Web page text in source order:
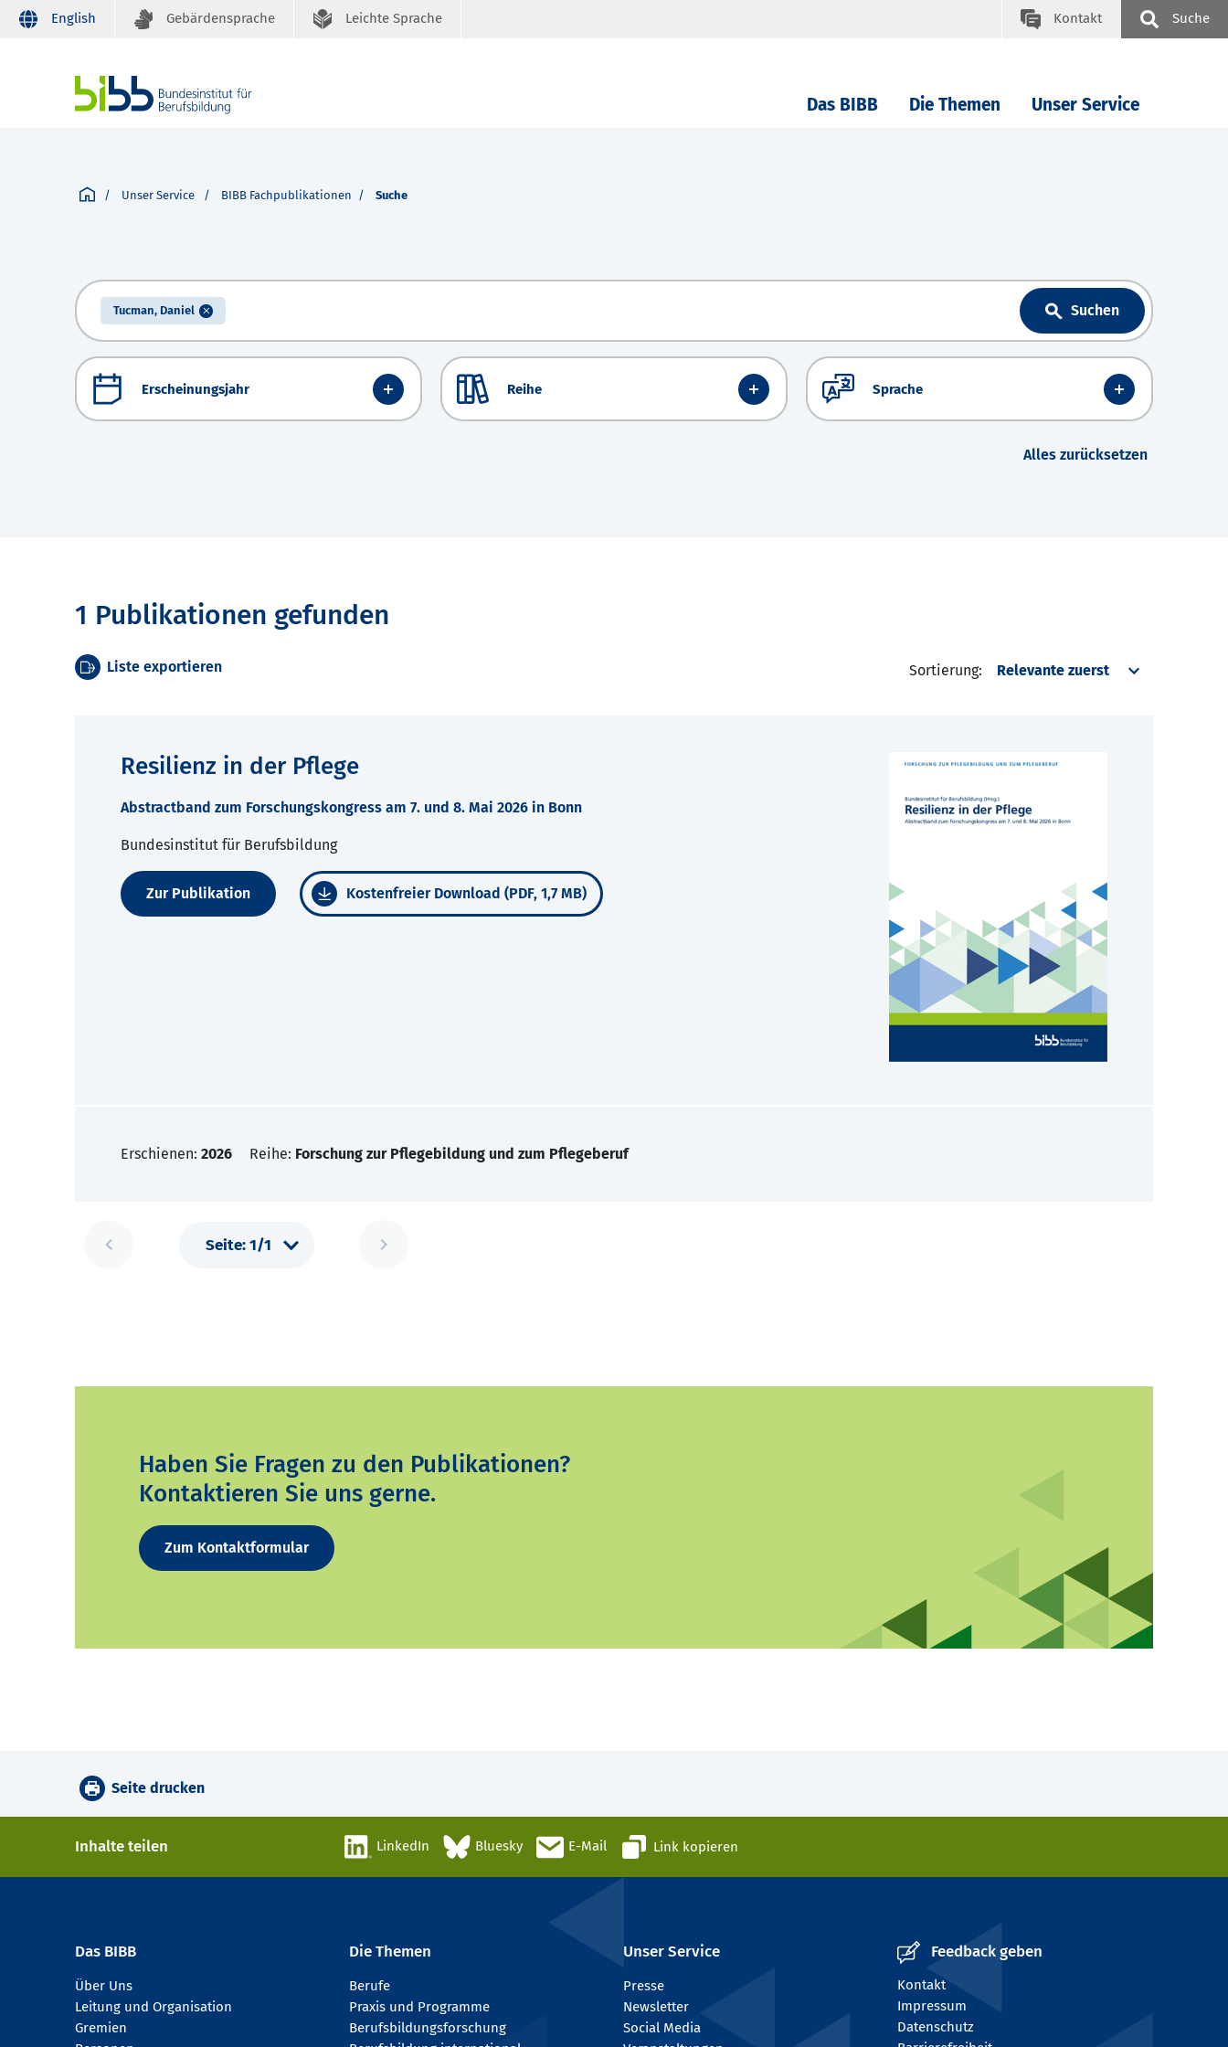
English Gebärdensprache Leichte Sprache Kontakt Suche
Das BIBB Die Themen Unser Service
Unser Service BIBB Fachpublikationen Suche
Tucman, Daniel Suchen
Erscheinungsjahr Reihe Sprache
Alles zurücksetzen
1 Publikationen gefunden
Liste exportieren Sortierung:
Resilienz in der Pflege
Abstractband zum Forschungskongress am 7. und 8. Mai 2026 in Bonn
Bundesinstitut für Berufsbildung
Zur Publikation Kostenfreier Download (PDF, 1,7 MB)
Erschienen: 2026 Reihe: Forschung zur Pflegebildung und zum Pflegeberuf
Haben Sie Fragen zu den Publikationen?
Kontaktieren Sie uns gerne.
Zum Kontaktformular
Seite drucken
Inhalte teilen LinkedIn Bluesky E-Mail Link kopieren
Das BIBB
Über Uns
Leitung und Organisation
Gremien
Die Themen
Berufe
Praxis und Programme
Berufsbildungsforschung
Unser Service
Presse
Newsletter
Social Media
Feedback geben
Kontakt
Impressum
Datenschutz